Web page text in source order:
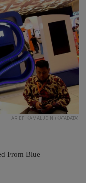
ARIEF KAMALUDIN (KATADATA)